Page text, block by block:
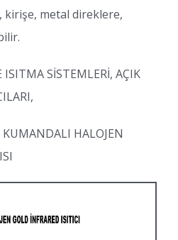
kirişe, metal direklere,
ISITMA SİSTEMLERİ, AÇIK
HALOJEN